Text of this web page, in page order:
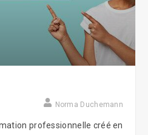
Norma Duchemann
professionnelle créé en